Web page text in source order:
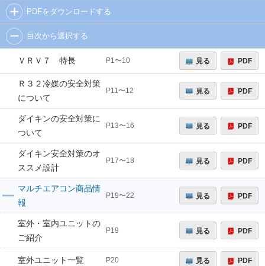
PDFをダウンロードする
目次から選択する
ＶＲＶ７ 特長 P1〜10 見る PDF
Ｒ３２冷媒の安全対策
について
P11〜12 見る PDF
ダイキンの安全対策に
ついて
P13〜16 見る PDF
ダイキン安全対策のオ
ススメ設計
P17〜18 見る PDF
マルチエアコン商品情
報
P19〜22 見る PDF
室外・室内ユニットの
ご紹介
P19 見る PDF
室外ユニット一覧 P20 見る PDF